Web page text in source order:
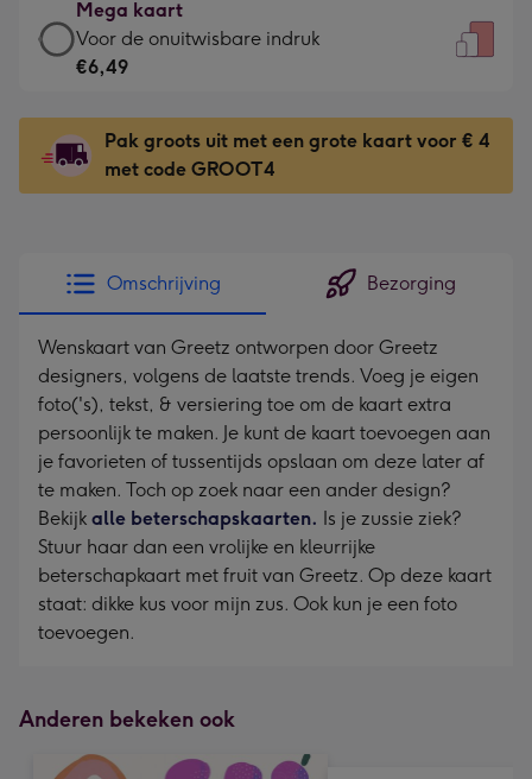
gelukwens
-
120
x
160
mm
-
Meest
gekozen
Dimensions:
167
x
Mega kaart
Mega
kaart
€6,49
-
Voor
-
Dimensions:
241
x
333
mm
Voor de onuitwisbare indruk
€6,49
Pak groots uit met een grote kaart voor € 4
met code GROOT4
Omschrijving Bezorging
Wenskaart van Greetz ontworpen door Greetz
designers, volgens de laatste trends. Voeg je eigen
foto('s), tekst, & versiering toe om de kaart extra
persoonlijk te maken. Je kunt de kaart toevoegen aan
je favorieten of tussentijds opslaan om deze later af
te maken. Toch op zoek naar een ander design?
Bekijk alle beterschapskaarten. Is je zussie ziek?
Stuur haar dan een vrolijke en kleurrijke
beterschapkaart met fruit van Greetz. Op deze kaart
staat: dikke kus voor mijn zus. Ook kun je een foto
toevoegen.
Anderen bekeken ook